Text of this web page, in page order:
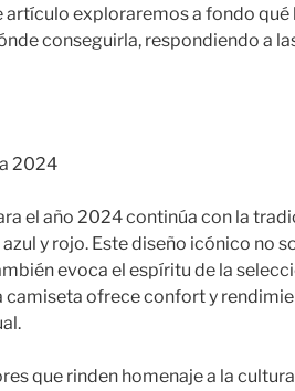
artículo exploraremos a fondo qué
conseguirla, respondiendo a
2024
el año 2024 continúa con la
y rojo. Este diseño icónico no
evoca el espíritu de la
camiseta ofrece confort y
que rinden homenaje a la